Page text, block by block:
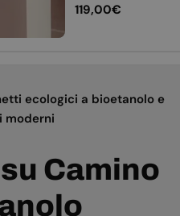
Prezzo
119,00€
ecologici a bioetanolo e
moderni
Camino